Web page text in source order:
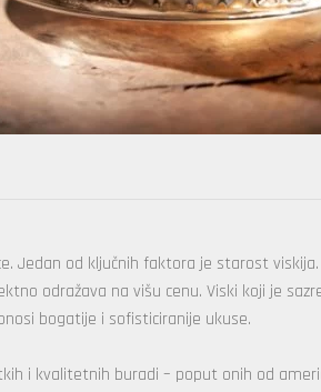
Jedan od ključnih faktora je starost
odražava na višu cenu. Viski koji je
bogatije i sofisticiranije ukuse.
i kvalitetnih buradi – poput onih od